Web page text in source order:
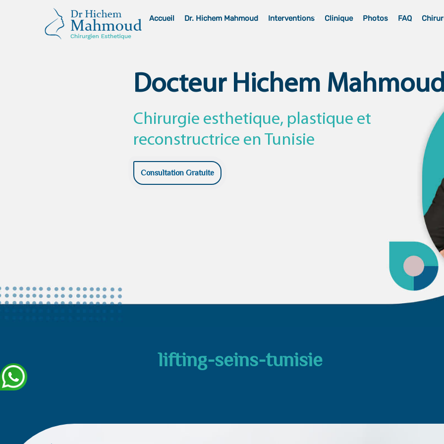
Accueil Dr. Hichem Mahmoud Interventions Clinique Photos FAQ
Docteur Hichem
Chirurgie esthetique, plastique et
reconstructrice en Tunisie
Consultation Gratuite
lifting-seins-tunisie